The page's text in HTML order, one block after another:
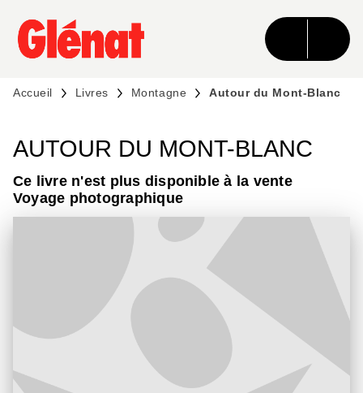
MENU RECHERCHE CONTENU
PIED DE PAGE
Accueil Livres Montagne Autour du Mont-Blanc
AUTOUR DU MONT-BLANC
Ce livre n'est plus disponible à la vente
Voyage photographique